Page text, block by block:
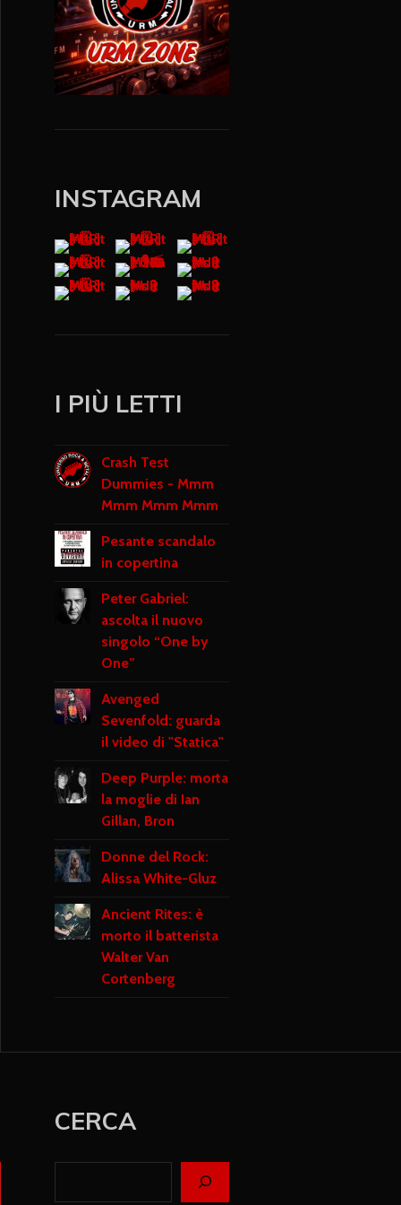
INSTAGRAM
I PIÙ LETTI
Crash Test
Dummies - Mmm
Mmm Mmm Mmm
Pesante scandalo
in copertina
Peter Gabriel:
ascolta il nuovo
singolo “One by
One”
Avenged
Sevenfold: guarda
il video di "Statica"
Deep Purple: morta
la moglie di Ian
Gillan, Bron
Donne del Rock:
Alissa White-Gluz
Ancient Rites: è
morto il batterista
Walter Van
Cortenberg
CERCA